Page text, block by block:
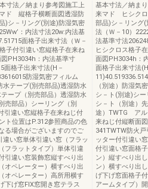
寸法／納まり参考図施工上
ド 縦格子横断面図透湿防
)シ－リング(別途)防湿気密
：内法寸法20w:内法基
面格子出来寸法（Ｗ－
子付引違い窓縦格子在来ね
：内法基準寸
面格子出来寸法(H－
防湿気密フィルム
水テープ(別売部品)透湿防水
ープ（別売部品）透湿防水
売部品）シーリング（別
違い窓縦格子在来ねじ付
位置はP.312参照商品の色
る場合がございますのでご
い窓単体引違い窓（フラッ
フラットタイプ）単体引違
引違い窓装飾窓縦すべり出
オペレーター）横すべり出
オペレーター）高所用横す
下げ窓FIX窓開き窓テラス
基本寸法／納ま
来マド ヒシクロ
部品)シ－リング
法（Ｗ－10）
法基準寸法
ヒシクロス格
面図PH3034h：
面格子出来寸法
（別途）防湿気
シ－ト(別途)シ
シ－ト（別途）
途）TWTG アル
来ねじ付縦断面
341TWTW防火
ッター付引違い
付引違い窓面格
ン）縦すべり出
ン）横すべり出
げ下げ窓面格子
アームタイプ）